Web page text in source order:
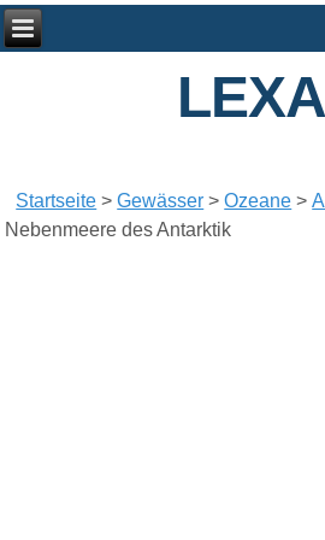
Startseite >Gewässer >Ozeane >
Nebenmeere des Antarktik